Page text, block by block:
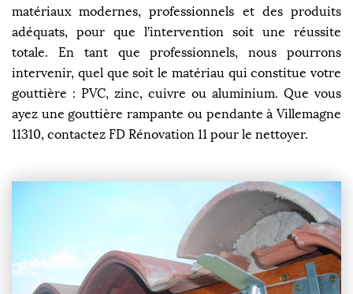
matériaux modernes, professionnels et des produits
adéquats, pour que l’intervention soit une réussite
totale. En tant que professionnels, nous pourrons
intervenir, quel que soit le matériau qui constitue votre
gouttière : PVC, zinc, cuivre ou aluminium. Que vous
ayez une gouttière rampante ou pendante à Villemagne
11310, contactez FD Rénovation 11 pour le nettoyer.